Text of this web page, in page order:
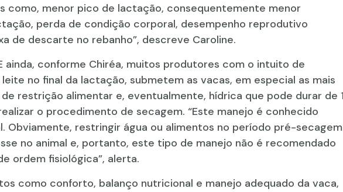
como, menor pico de lactação, consequentemente menor
perda de condição corporal, desempenho reprodutivo
de descarte no rebanho”, descreve Caroline.
ainda, conforme Chiréa, muitos produtores com o intuito de
no final da lactação, submetem as vacas, em especial as mais
restrição alimentar e, eventualmente, hídrica que pode durar de
o procedimento de secagem. “Este manejo é conhecido
Obviamente, restringir água ou alimentos no período pré-secagem
no animal e, portanto, este tipo de manejo não é recomendado
ordem fisiológica”, alerta.
como conforto, balanço nutricional e manejo adequado da vaca,